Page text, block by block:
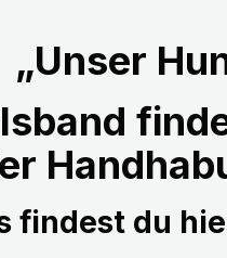
„Unser
findest du